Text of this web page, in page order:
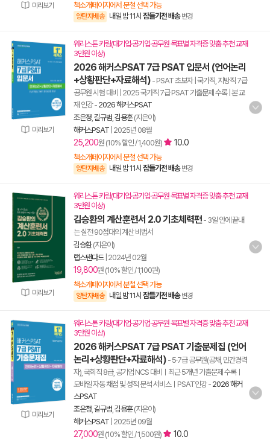
미리보기
책소개페이지에서 분철 선택 가능
양탄자배송 내일 밤 11시 잠들기전 배송 변경
미리보기
워리스톤 키링(대기업·공기업·공무원 목표별 자격증 맞춤 추천 교재
3만원 이상)
2026 해커스PSAT 7급 PSAT 입문서 (언어논리
+상황판단+자료해석) - PSAT 초보자 | 국가직, 지방직 7급
공무원 시험 대비 | 2025 국가직 7급 PSAT 기출문제 수록 | 본 교
재 인강- 2026 해커스PSAT
조은정 길규범 김용훈(지은이)
해커스PSAT 2025년 08월
25,200원 (10% 할인 / 1,400원) 10.0
책소개페이지에서 분철 선택 가능
양탄자배송 내일 밤 11시 잠들기전 배송 변경
미리보기
워리스톤 키링(대기업·공기업·공무원 목표별 자격증 맞춤 추천 교재
3만원 이상)
김승환의 계산훈련서 2.0 기초체력편 - 3일 안에 끝내
는 실전 90점대의 계산 비법서
김승환(지은이)
랩스탠다드| 2024년 02월
19,800원 (10% 할인 / 1,100원)
책소개페이지에서 분철 선택 가능
양탄자배송 내일 밤 11시 잠들기전 배송 변경
미리보기
워리스톤 키링(대기업·공기업·공무원 목표별 자격증 맞춤 추천 교재
3만원 이상)
2026 해커스PSAT 7급 PSAT 기출문제집 (언어
논리+상황판단+자료해석) - 5·7급 공무원(공채, 민간경력
자), 국회직 8급, 공기업 NCS 대비ㅣ최근 5개년 기출문제 수록ㅣ
모바일 자동 채점 및 성적 분석 서비스ㅣPSAT인강- 2026 해커
스PSAT
조은정 길규범 김용훈(지은이)
해커스PSAT 2025년 09월
27,000원 (10% 할인 / 1,500원) 10.0